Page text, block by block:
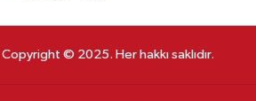
Copyright © 2025. Her hakkı saklıdır.